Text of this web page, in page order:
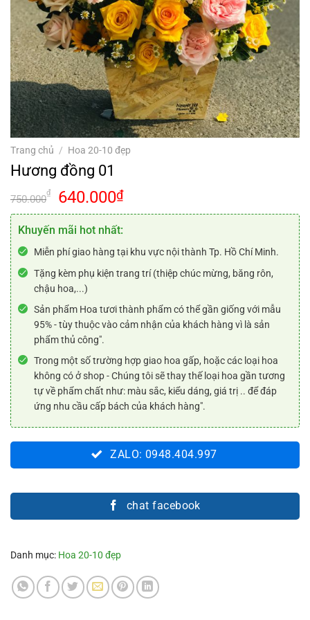
Trang chủ / Hoa 20-10 đẹp
Hương đồng 01
750.000
₫
Giá
gốc
là:
750.000₫.
640.000₫Giá
hiện
tại
là:
640.000₫.
Khuyến mãi hot nhất:
Miễn phí giao hàng tại khu vực nội thành Tp. Hồ Chí Minh.
Tặng kèm phụ kiện trang trí (thiệp chúc mừng, băng rôn,
chậu hoa,...)
Sản phẩm Hoa tươi thành phẩm có thể gần giống với mẫu
95% - tùy thuộc vào cảm nhận của khách hàng vì là sản
phẩm thủ công".
Trong một số trường hợp giao hoa gấp, hoặc các loại hoa
không có ở shop - Chúng tôi sẽ thay thế loại hoa gần tương
tự về phẩm chất như: màu sắc, kiểu dáng, giá trị .. để đáp
ứng nhu cầu cấp bách của khách hàng".
ZALO: 0948.404.997
chat facebook
Danh mục: Hoa 20-10 đẹp